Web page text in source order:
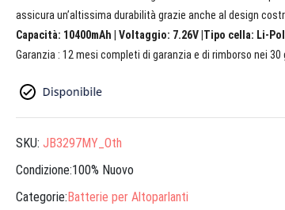
assicura un’altissima durabilità grazie anche al design
Capacità: 10400mAh | Voltaggio: 7.26V |Tipo cella: Li-
Garanzia : 12 mesi completi di garanzia e di rimborso nei 30
SKU: JB3297MY_Oth
Condizione:100% Nuovo
Categorie:Batterie per Altoparlanti